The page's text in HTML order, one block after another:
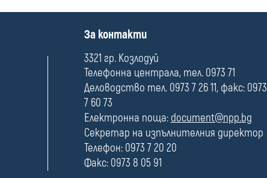
П
л
е
За контакти
3321 гр. Козлодуй
Телефонна централа, тел. 0973 71
Деловодство тел. 0973 7 26 11, факс: 0973
7 60 73
Електронна поща: document@npp.bg
Секретар на изпълнителния директор
Телефон: 0973 7 20 20
Факс: 0973 8 05 91